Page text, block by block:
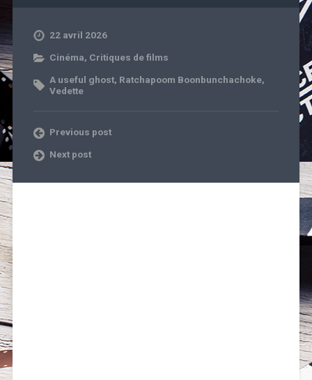
22 avril 2026
Cinéma, Critiques de films
A useful ghost, Ratchapoom Boonbunchachoke,
Vedette
Previous post
Next post